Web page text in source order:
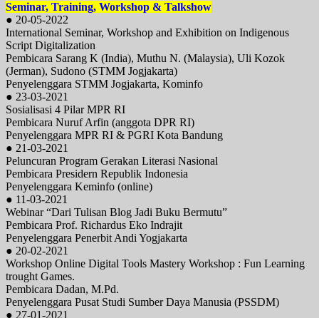
Seminar, Training, Workshop & Talkshow
● 20-05-2022
International Seminar, Workshop and Exhibition on Indigenous
Script Digitalization
Pembicara Sarang K (India), Muthu N. (Malaysia), Uli Kozok
(Jerman), Sudono (STMM Jogjakarta)
Penyelenggara STMM Jogjakarta, Kominfo
● 23-03-2021
Sosialisasi 4 Pilar MPR RI
Pembicara Nuruf Arfin (anggota DPR RI)
Penyelenggara MPR RI & PGRI Kota Bandung
● 21-03-2021
Peluncuran Program Gerakan Literasi Nasional
Pembicara Presidern Republik Indonesia
Penyelenggara Keminfo (online)
● 11-03-2021
Webinar “Dari Tulisan Blog Jadi Buku Bermutu”
Pembicara Prof. Richardus Eko Indrajit
Penyelenggara Penerbit Andi Yogjakarta
● 20-02-2021
Workshop Online Digital Tools Mastery Workshop : Fun Learning
trought Games.
Pembicara Dadan, M.Pd.
Penyelenggara Pusat Studi Sumber Daya Manusia (PSSDM)
● 27-01-2021